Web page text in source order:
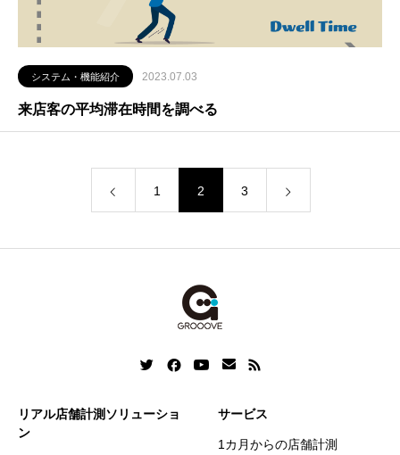
システム・機能紹介 2023.07.03
来店客の平均滞在時間を調べる
1 2 3
リアル店舗計測ソリューショ
ン
サービス
1カ月からの店舗計測